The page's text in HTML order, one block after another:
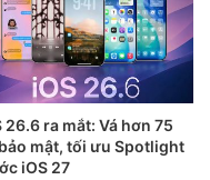
26.6 ra mắt: Vá hơn 75
mật, tối ưu Spotlight
iOS 27